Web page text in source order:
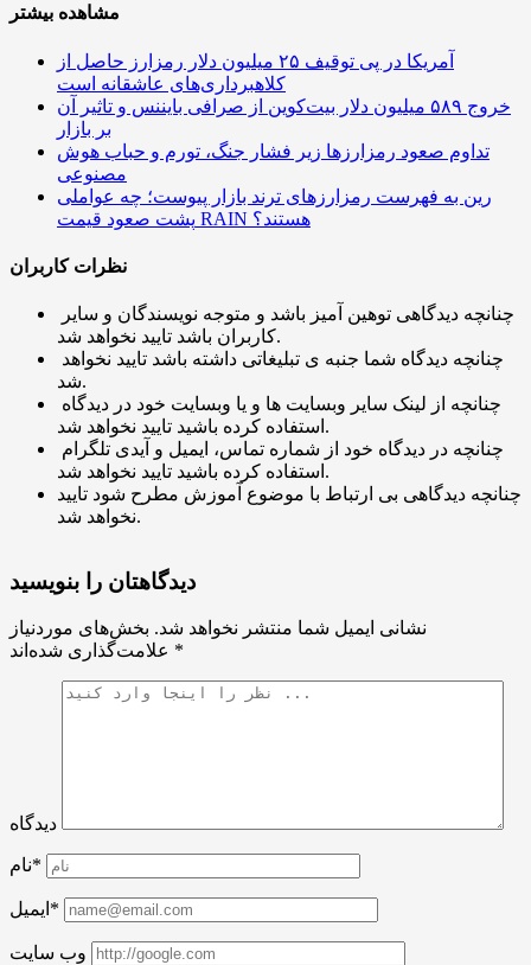
مشاهده بیشتر
آمریکا در پی توقیف ۲۵ میلیون دلار رمزارز حاصل از
کلاهبرداری‌های عاشقانه است
خروج ۵۸۹ میلیون دلار بیت‌کوین از صرافی بایننس و تاثیر آن
بر بازار
تداوم صعود رمزارزها زیر فشار جنگ، تورم و حباب هوش
مصنوعی
رین به فهرست رمزارزهای ترند بازار پیوست؛ چه عواملی
پشت صعود قیمت RAIN هستند؟
نظرات کاربران
کاربران باشد تایید نخواهد شد.
شد.
استفاده کرده باشید تایید نخواهد شد.
استفاده کرده باشید تایید نخواهد شد.
چنانچه دیدگاهی بی ارتباط با موضوع آموزش مطرح شود تایید
نخواهد شد.
دیدگاهتان را بنویسید
نشانی ایمیل شما منتشر نخواهد شد. بخش‌های موردنیاز
*
دیدگاه
نام*
ایمیل*
وب سایت